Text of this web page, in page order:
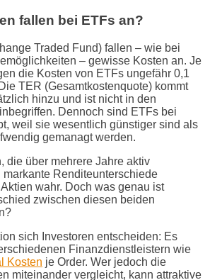
fallen bei ETFs an?
Traded Fund) fallen – wie bei
– gewisse Kosten an. Je
die Kosten von ETFs ungefähr 0,1
TER (Gesamtkostenquote) kommt
hinzu und ist nicht in den
Dennoch sind ETFs bei
weil sie wesentlich günstiger sind als
gemanagt werden.
die über mehrere Jahre aktiv
Renditeunterschiede
wahr. Doch was genau ist
zwischen diesen beiden
sich Investoren entscheiden: Es
Finanzdienstleistern wie
Kosten je Order. Wer jedoch die
miteinander vergleicht, kann attraktive